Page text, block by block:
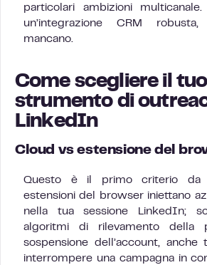
particolari ambizioni
un’integrazione CRM
mancano.
Come scegliere il tuo
strumento di
LinkedIn
Cloud vs estensione del
Questo è il primo criterio da
estensioni del browser iniettano
nella tua sessione LinkedIn;
algoritmi di rilevamento della
sospensione dell’account, anche
interrompere una campagna in